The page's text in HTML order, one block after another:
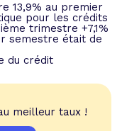
13,9% au premier
pour les crédits
trimestre +7,1%
semestre était de
du crédit
meilleur taux !